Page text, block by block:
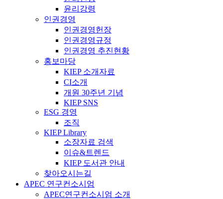
윤리강령
인권경영
인권경영헌장
인권경영규정
인권경영 추진현황
홍보마당
KIEP 소개자료
CI소개
개원 30주년 기념
KIEP SNS
ESG 경영
조직
KIEP Library
소장자료 검색
이슈&트렌드
KIEP 도서관 안내
찾아오시는길
APEC 연구컨소시엄
APEC연구컨소시엄 소개